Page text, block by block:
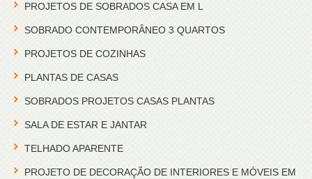
PROJETOS DE SOBRADOS CASA EM L
SOBRADO CONTEMPORÂNEO 3 QUARTOS
PROJETOS DE COZINHAS
PLANTAS DE CASAS
SOBRADOS PROJETOS CASAS PLANTAS
SALA DE ESTAR E JANTAR
TELHADO APARENTE
PROJETO DE DECORAÇÃO DE INTERIORES E MÓVEIS EM